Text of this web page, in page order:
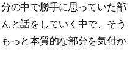
の中で勝手に思っていた部
と話をしていく中で、そう
っと本質的な部分を気付か